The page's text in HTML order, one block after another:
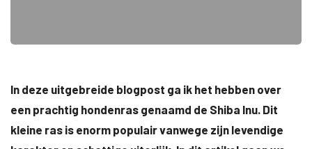
In deze uitgebreide blogpost ga ik het hebben over
een prachtig hondenras genaamd de Shiba Inu. Dit
kleine ras is enorm populair vanwege zijn levendige